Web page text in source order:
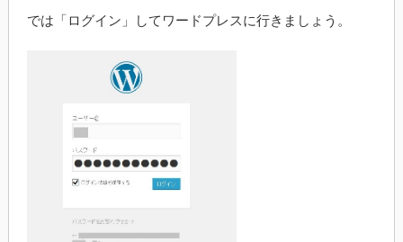
では「ログイン」してワードプレスに行きましょう。